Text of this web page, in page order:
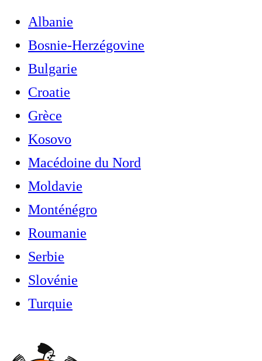
Albanie
Bosnie-Herzégovine
Bulgarie
Croatie
Grèce
Kosovo
Macédoine du Nord
Moldavie
Monténégro
Roumanie
Serbie
Slovénie
Turquie